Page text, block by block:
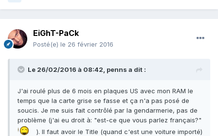
EiGhT-PaCk
Posté(e) le 26 février 2016
Le 26/02/2016 à 08:42, penns a dit :
J'ai roulé plus de 6 mois en plaques US avec mon RAM le
temps que la carte grise se fasse et ça n'a pas posé de
soucis. Je me suis fait contrôlé par la gendarmerie, pas de
problème (j'ai eu droit à: "est-ce que vous parlez français?"
). Il faut avoir le Title (quand c'est une voiture importé)